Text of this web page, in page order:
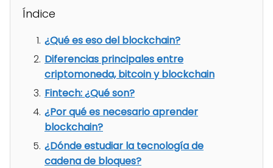
Índice
¿Qué es eso del blockchain?
Diferencias principales entre
criptomoneda, bitcoin y blockchain
Fintech: ¿Qué son?
¿Por qué es necesario aprender
blockchain?
¿Dónde estudiar la tecnología de
cadena de bloques?